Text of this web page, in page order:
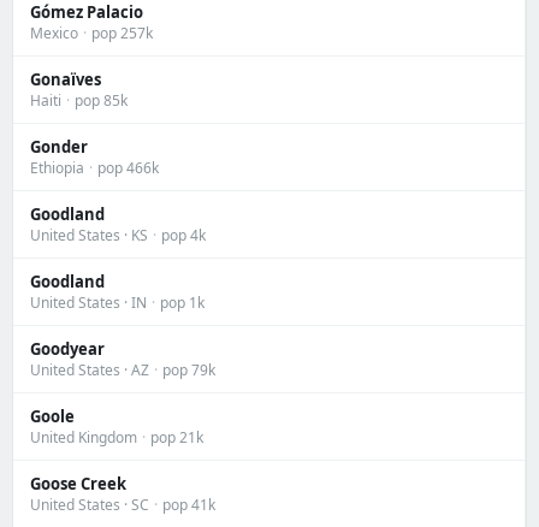
Gómez Palacio
Mexico · pop 257k
Gonaïves
Haiti · pop 85k
Gonder
Ethiopia · pop 466k
Goodland
United States · KS · pop 4k
Goodland
United States · IN · pop 1k
Goodyear
United States · AZ · pop 79k
Goole
United Kingdom · pop 21k
Goose Creek
United States · SC · pop 41k